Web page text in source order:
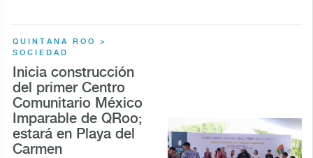
QUINTANA ROO >
SOCIEDAD
Inicia construcción
del primer Centro
Comunitario México
Imparable de QRoo;
estará en Playa del
Carmen